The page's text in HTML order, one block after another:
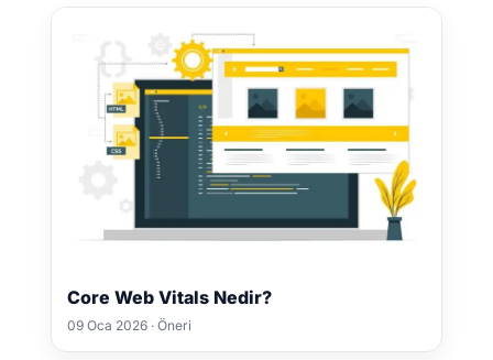
Core Web Vitals Nedir?
09 Oca 2026 · Öneri